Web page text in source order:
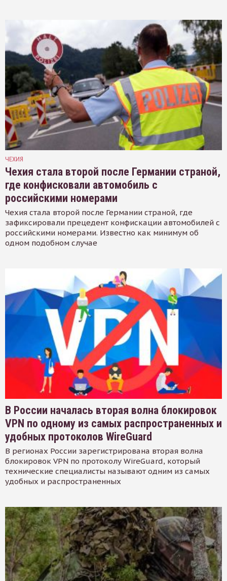
ЧЕХИЯ
Чехия стала второй после Германии страной,
где конфисковали автомобиль с
российскими номерами
Чехия стала второй после Германии страной, где
зафиксировали прецедент конфискации автомобилей с
российскими номерами. Известно как минимум об
одном подобном случае
В России началась вторая волна блокировок
VPN по одному из самых распространенных и
удобных протоколов WireGuard
В регионах России зарегистрирована вторая волна
блокировок VPN по протоколу WireGuard, который
технические специалисты называют одним из самых
удобных и распространенных